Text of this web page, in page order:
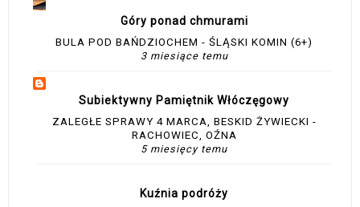
Góry ponad chmurami
BULA POD BAŃDZIOCHEM - ŚLĄSKI KOMIN (6+)
3 miesiące temu
Subiektywny Pamiętnik Włóczęgowy
ZALEGŁE SPRAWY 4 MARCA, BESKID ŻYWIECKI -
RACHOWIEC, OŹNA
5 miesięcy temu
Kuźnia podróży